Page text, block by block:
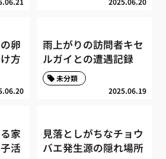
卵
方
雨上がりの訪問者キセ
ルガイとの遭遇記録
2025.06.19
未分類
家
活
見落としがちなチョウ
バエ発生源の隠れ場所